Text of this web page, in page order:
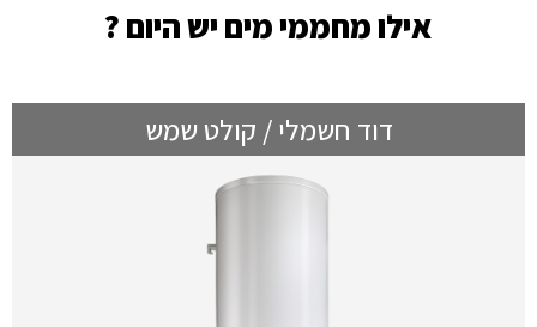
אילו מחממי מים יש היום ?
דוד חשמלי / קולט שמש​